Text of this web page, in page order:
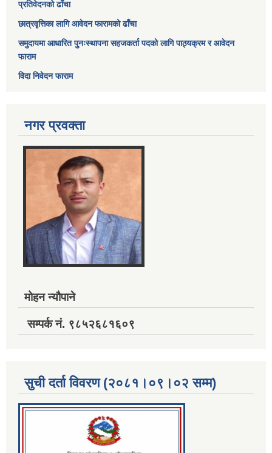
प्रतिवेदनको ढाँचा
छात्रवृत्तिका लागि आवेदन फारामको ढाँचा
समुदायमा आधारित पुनःस्थापना सहजकर्ता पदको लागि पाठ्यक्रम र आवेदन
फाराम
विदा निवेदन फाराम
नगर प्रवक्ता
मोहन न्यौपाने
सम्पर्क नं. ९८५२६८१६०९
सुची दर्ता विवरण (२०८१।०९।०२ सम्म)